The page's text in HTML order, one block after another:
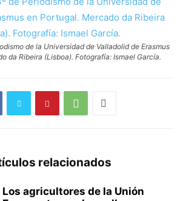
de la Universidad de Valladolid de Erasmus
da Ribeira (Lisboa). Fotografía: Ismael García.
relacionados
Los agricultores de la Unión